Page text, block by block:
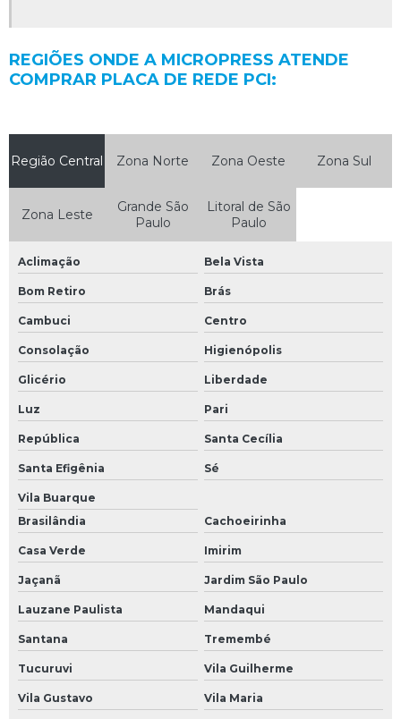
REGIÕES ONDE A MICROPRESS ATENDE
COMPRAR PLACA DE REDE PCI:
Região Central Zona Norte Zona Oeste Zona Sul
Zona Leste
Grande São
Paulo
Litoral de São
Paulo
Aclimação Bela Vista
Bom Retiro Brás
Cambuci Centro
Consolação Higienópolis
Glicério Liberdade
Luz Pari
República Santa Cecília
Santa Efigênia Sé
Vila Buarque
Brasilândia
Cachoeirinha
Casa Verde Imirim
Jaçanã Jardim São Paulo
Lauzane Paulista Mandaqui
Santana Tremembé
Tucuruvi Vila Guilherme
Vila Gustavo Vila Maria